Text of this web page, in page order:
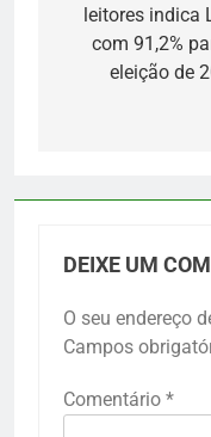
Post
leitores indica
com 91,2%
eleição de
DEIXE UM
O seu endereço
Campos
Comentário *